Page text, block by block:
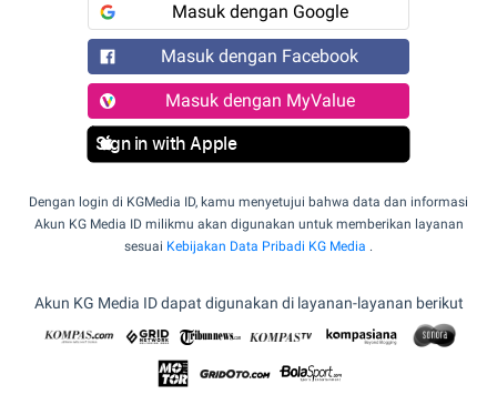
Masuk dengan Google
Masuk dengan Facebook
Masuk dengan MyValue
Sign in with Apple
Dengan login di KGMedia ID, kamu menyetujui bahwa data dan informasi
Akun KG Media ID milikmu akan digunakan untuk memberikan layanan
sesuai Kebijakan Data Pribadi KG Media .
Akun KG Media ID dapat digunakan di layanan-layanan berikut